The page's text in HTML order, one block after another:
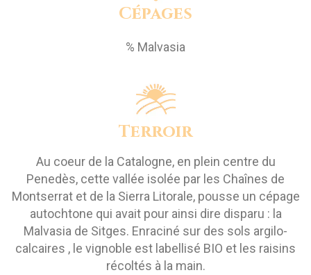
Cépages
% Malvasia
Terroir
Au coeur de la Catalogne, en plein centre du
Penedès, cette vallée isolée par les Chaînes de
Montserrat et de la Sierra Litorale, pousse un cépage
autochtone qui avait pour ainsi dire disparu : la
Malvasia de Sitges. Enraciné sur des sols argilo-
calcaires , le vignoble est labellisé BIO et les raisins
récoltés à la main.